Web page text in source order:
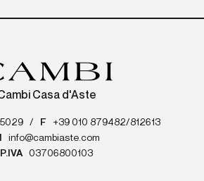
Casa d'Aste
/ F
+39 010 879482/812613
info@cambiaste.com
P.IVA
03706800103